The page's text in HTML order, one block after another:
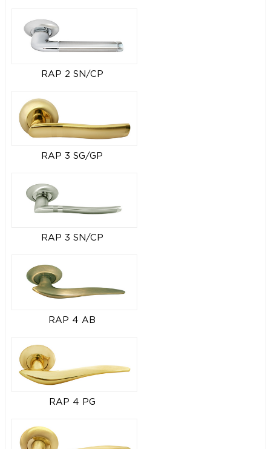
RAP 2 SN/CP
RAP 3 SG/GP
RAP 3 SN/CP
RAP 4 AB
RAP 4 PG